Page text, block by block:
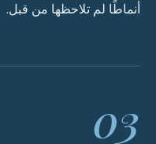
أنماطًا لم تلاحظها من قبل.
03